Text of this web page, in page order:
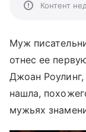
Контент
Муж
отнес ее
Джоан Роулинг,
нашла,
мужьях